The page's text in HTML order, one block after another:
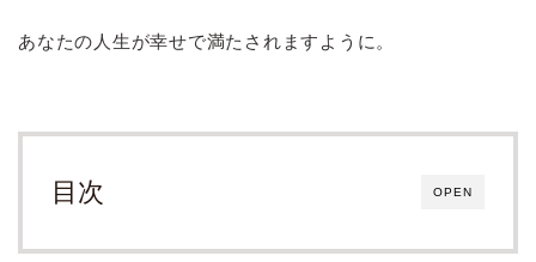
あなたの人生が幸せで満たされますように。
OPEN
目次